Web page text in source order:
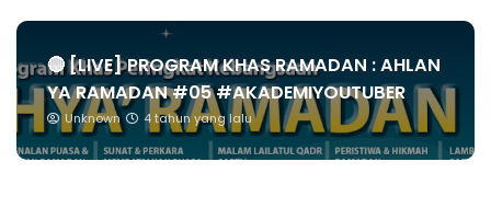
🔴 [LIVE] PROGRAM KHAS RAMADAN : AHLAN
YA RAMADAN #05 #AKADEMIYOUTUBER
Unknown 4 tahun yang lalu